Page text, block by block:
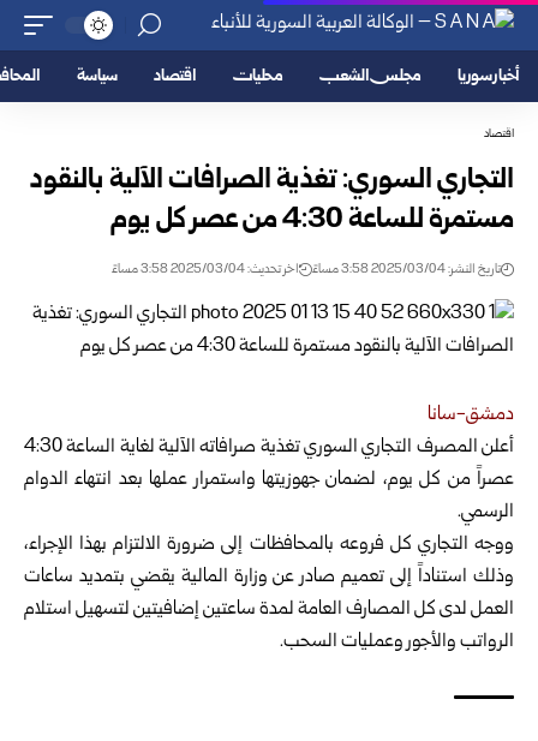
أخبار سوريا مجلس الشعب محليات اقتصاد سياسة
اقتصاد
التجاري السوري: تغذية الصرافات الآلية بالنقود
مستمرة للساعة 4:30 من عصر كل يوم
تاريخ النشر: 2025/03/04 3:58 مساءً اخر تحديث: 2025/03/04 3:58 مساءً
دمشق-سانا
أعلن المصرف التجاري السوري تغذية صرافاته الآلية لغاية الساعة 4:30
عصراً من كل يوم، لضمان جهوزيتها واستمرار عملها بعد انتهاء الدوام
الرسمي.
ووجه التجاري كل فروعه بالمحافظات إلى ضرورة الالتزام بهذا الإجراء،
وذلك استناداً إلى تعميم صادر عن وزارة المالية يقضي بتمديد ساعات
العمل لدى كل المصارف العامة لمدة ساعتين إضافيتين لتسهيل استلام
الرواتب والأجور وعمليات السحب.